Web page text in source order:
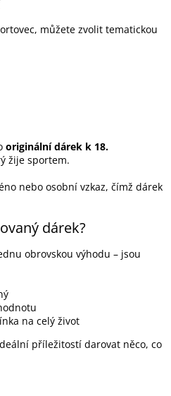
můžete zvolit tematickou
originální dárek k 18.
žije sportem.
nebo osobní vzkaz, čímž dárek
dárek?
obrovskou výhodu – jsou
na celý život
příležitostí darovat něco, co